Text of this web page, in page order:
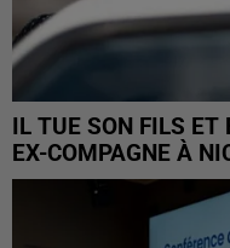
IL TUE SON FILS ET
EX-COMPAGNE À